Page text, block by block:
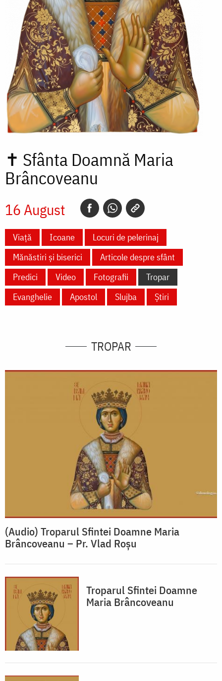
✝ Sfânta Doamnă Maria
Brâncoveanu
16 August
Viață Icoane
Locuri de pelerinaj
Mănăstiri și biserici
Articole despre sfânt
Predici
Video Fotografii
Tropar
Evanghelie
Apostol Slujba Știri
TROPAR
(Audio) Troparul Sfintei Doamne Maria
Brâncoveanu – Pr. Vlad Roșu
Troparul Sfintei Doamne
Maria Brâncoveanu